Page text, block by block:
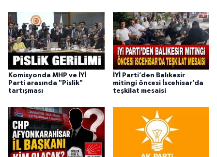
Komisyonda MHP ve İYİ
Parti arasında "Pislik"
tartışması
İYİ Parti’den Balıkesir
mitingi öncesi İscehisar’da
teşkilat mesaisi